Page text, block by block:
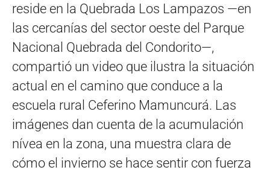
reside en la Quebrada Los Lampazos —en
las cercanías del sector oeste del Parque
Nacional Quebrada del Condorito—,
compartió un video que ilustra la situación
actual en el camino que conduce a la
escuela rural Ceferino Mamuncurá. Las
imágenes dan cuenta de la acumulación
nívea en la zona, una muestra clara de
cómo el invierno se hace sentir con fuerza